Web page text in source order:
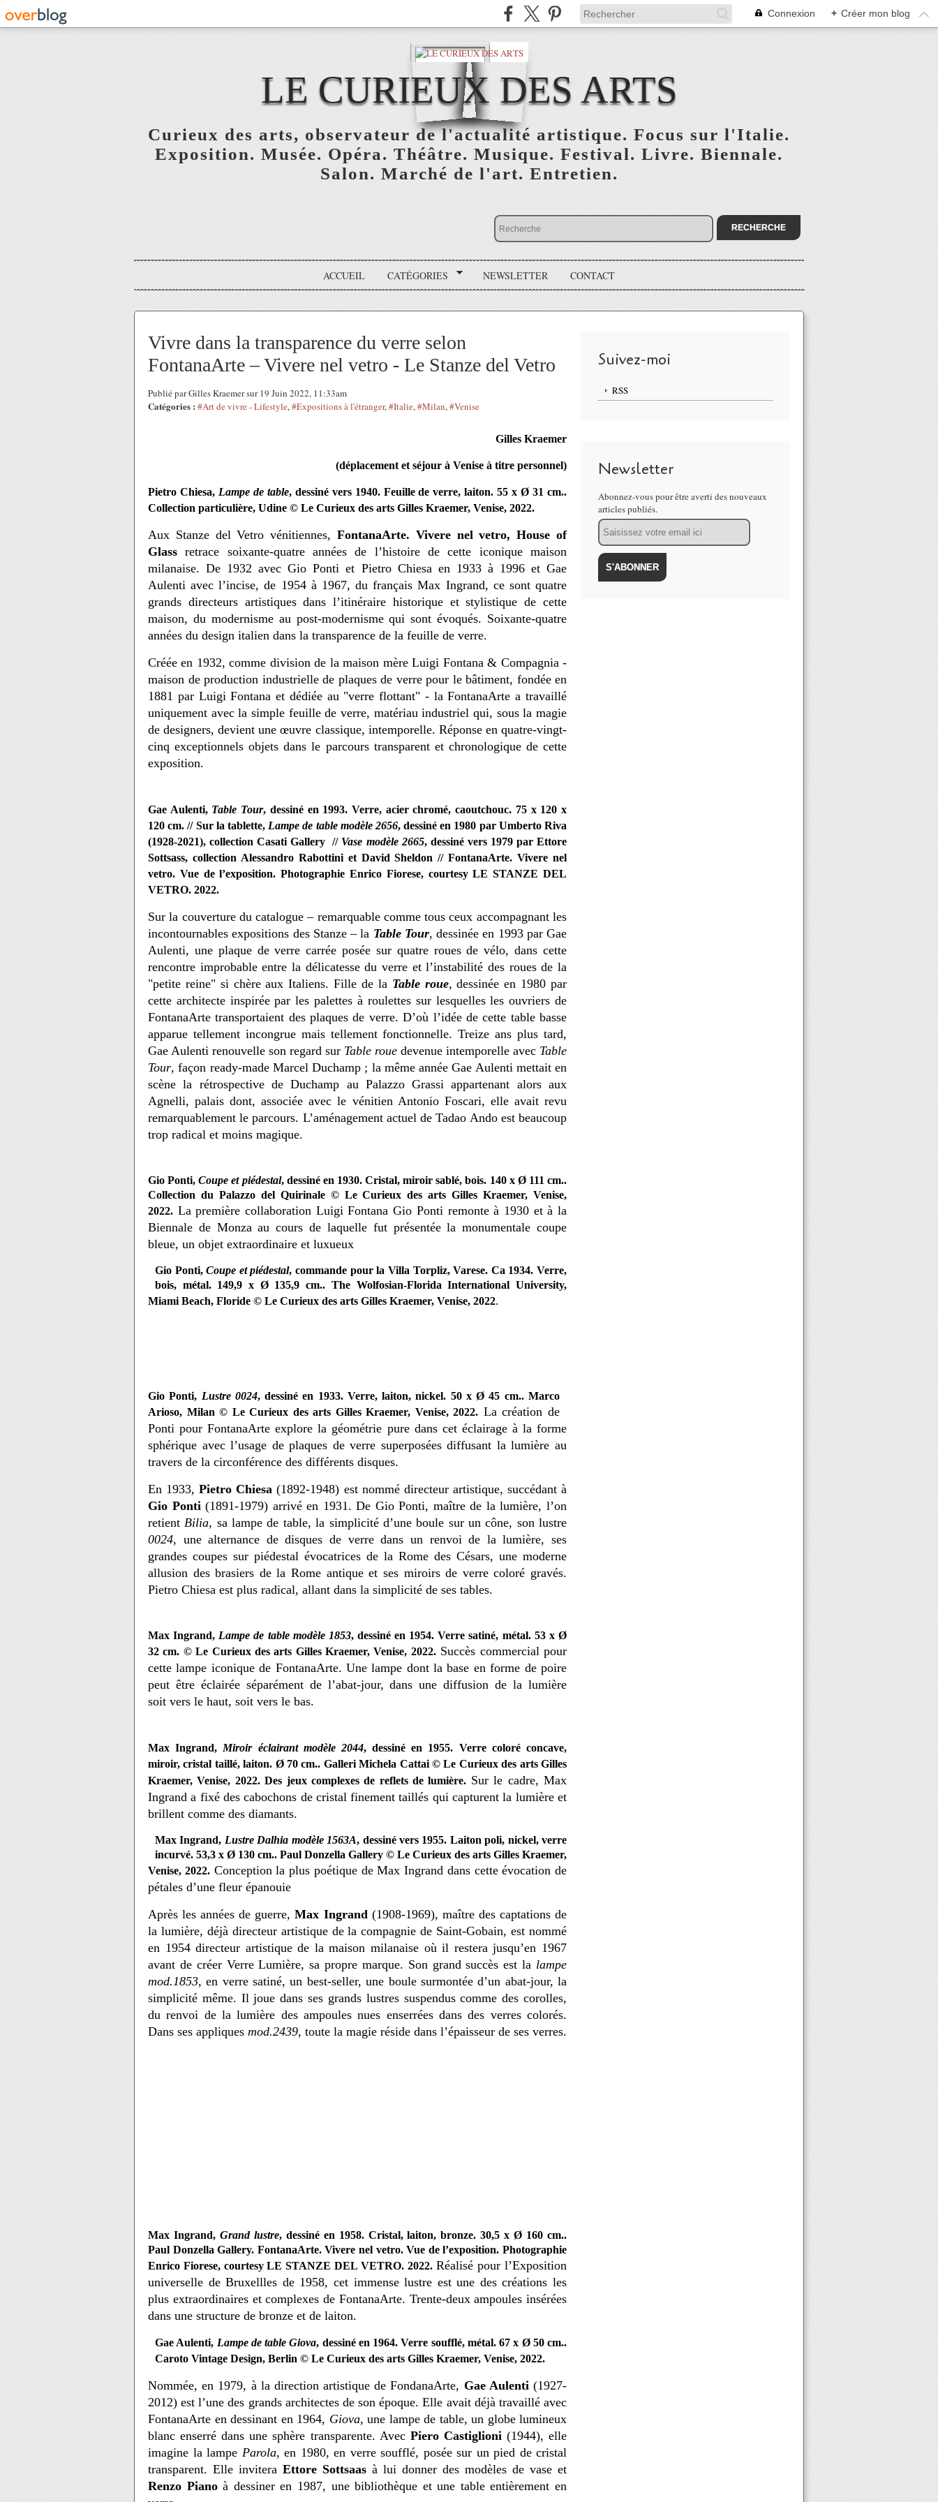
Connexion + Créer mon blog
LE CURIEUX DES ARTS
Curieux des arts, observateur de l'actualité artistique. Focus sur l'Italie.
Exposition. Musée. Opéra. Théâtre. Musique. Festival. Livre. Biennale.
Salon. Marché de l'art. Entretien.
ACCUEIL CATÉGORIES NEWSLETTER CONTACT
​​​​​​​Vivre dans la transparence du verre selon
FontanaArte – Vivere nel vetro - Le Stanze del Vetro
Publié par Gilles Kraemer sur 19 Juin 2022, 11:33am
Catégories : #Art de vivre - Lifestyle,#Expositions à l'étranger,#Italie,#Milan,#Venise
Gilles Kraemer
(déplacement et séjour à Venise à titre personnel)
Pietro Chiesa, Lampe de table, dessiné vers 1940. Feuille de verre, laiton. 55 x Ø 31 cm..
Collection particulière, Udine © Le Curieux des arts Gilles Kraemer, Venise, 2022.
Aux Stanze del Vetro vénitiennes, FontanaArte. Vivere nel vetro, House of
Glass retrace soixante-quatre années de l’histoire de cette iconique maison
milanaise. De 1932 avec Gio Ponti et Pietro Chiesa en 1933 à 1996 et Gae
Aulenti avec l’incise, de 1954 à 1967, du français Max Ingrand, ce sont quatre
grands directeurs artistiques dans l’itinéraire historique et stylistique de cette
maison, du modernisme au post-modernisme qui sont évoqués. Soixante-quatre
années du design italien dans la transparence de la feuille de verre.
Créée en 1932, comme division de la maison mère Luigi Fontana & Compagnia -
maison de production industrielle de plaques de verre pour le bâtiment, fondée en
1881 par Luigi Fontana et dédiée au "verre flottant" - la FontanaArte a travaillé
uniquement avec la simple feuille de verre, matériau industriel qui, sous la magie
de designers, devient une œuvre classique, intemporelle. Réponse en quatre-vingt-
cinq exceptionnels objets dans le parcours transparent et chronologique de cette
exposition.
Gae Aulenti, Table Tour, dessiné en 1993. Verre, acier chromé, caoutchouc. 75 x 120 x
120 cm. // Sur la tablette, Lampe de table modèle 2656, dessiné en 1980 par Umberto Riva
(1928-2021), collection Casati Gallery // Vase modèle 2665, dessiné vers 1979 par Ettore
Sottsass, collection Alessandro Rabottini et David Sheldon //FontanaArte. Vivere nel
vetro. Vue de l’exposition. Photographie Enrico Fiorese, courtesy LE STANZE DEL
VETRO. 2022.
Sur la couverture du catalogue – remarquable comme tous ceux accompagnant les
incontournables expositions des Stanze – la Table Tour, dessinée en 1993 par Gae
Aulenti, une plaque de verre carrée posée sur quatre roues de vélo, dans cette
rencontre improbable entre la délicatesse du verre et l’instabilité des roues de la
"petite reine" si chère aux Italiens. Fille de la Table roue, dessinée en 1980 par
cette architecte inspirée par les palettes à roulettes sur lesquelles les ouvriers de
FontanaArte transportaient des plaques de verre. D’où l’idée de cette table basse
apparue tellement incongrue mais tellement fonctionnelle. Treize ans plus tard,
Gae Aulenti renouvelle son regard sur Table roue devenue intemporelle avec Table
Tour, façon ready-made Marcel Duchamp ; la même année Gae Aulenti mettait en
scène la rétrospective de Duchamp au Palazzo Grassi appartenant alors aux
Agnelli, palais dont, associée avec le vénitien Antonio Foscari, elle avait revu
remarquablement le parcours. L’aménagement actuel de Tadao Ando est beaucoup
trop radical et moins magique.
Gio Ponti,Coupe et piédestal, dessiné en 1930. Cristal, miroir sablé, bois. 140 x Ø 111 cm..
Collection du Palazzo del Quirinale © Le Curieux des arts Gilles Kraemer, Venise,
2022. La première collaboration Luigi Fontana Gio Ponti remonte à 1930 et à la
Biennale de Monza au cours de laquelle fut présentée la monumentale coupe
bleue, un objet extraordinaire et luxueux
Gio Ponti,Coupe et piédestal, commande pour la Villa Torpliz, Varese. Ca 1934. Verre,
bois, métal. 149,9 x Ø 135,9 cm.. The Wolfosian-Florida International University,
Miami Beach, Floride © Le Curieux des arts Gilles Kraemer, Venise, 2022.
Gio Ponti, Lustre 0024, dessiné en 1933. Verre, laiton, nickel. 50 x Ø 45 cm.. Marco
Arioso, Milan © Le Curieux des arts Gilles Kraemer, Venise, 2022. La création de
Ponti pour FontanaArte explore la géométrie pure dans cet éclairage à la forme
sphérique avec l’usage de plaques de verre superposées diffusant la lumière au
travers de la circonférence des différents disques.
En 1933,Pietro Chiesa (1892-1948) est nommé directeur artistique, succédant à
Gio Ponti(1891-1979) arrivé en 1931. De Gio Ponti, maître de la lumière, l’on
retientBilia, sa lampe de table, la simplicité d’une boule sur un cône, son lustre
0024, une alternance de disques de verre dans un renvoi de la lumière, ses
grandes coupes sur piédestal évocatrices de la Rome des Césars, une moderne
allusion des brasiers de la Rome antique et ses miroirs de verre coloré gravés.
Pietro Chiesa est plus radical, allant dans la simplicité de ses tables.
Max Ingrand, Lampe de table modèle 1853, dessiné en 1954. Verre satiné, métal. 53 x Ø
32 cm. © Le Curieux des arts Gilles Kraemer, Venise, 2022. Succès commercial pour
cette lampe iconique de FontanaArte. Une lampe dont la base en forme de poire
peut être éclairée séparément de l’abat-jour, dans une diffusion de la lumière
soit vers le haut, soit vers le bas.
Max Ingrand, Miroir éclairant modèle 2044, dessiné en 1955. Verre coloré concave,
miroir, cristal taillé, laiton. Ø 70 cm.. Galleri Michela Cattai © Le Curieux des arts Gilles
Kraemer, Venise, 2022.Des jeux complexes de reflets de lumière. Sur le cadre, Max
Ingrand a fixé des cabochons de cristal finement taillés qui capturent la lumière et
brillent comme des diamants.
Max Ingrand, Lustre Dalhia modèle 1563A, dessiné vers 1955. Laiton poli, nickel, verre
incurvé. 53,3 x Ø 130 cm.. Paul Donzella Gallery © Le Curieux des arts Gilles Kraemer,
Venise, 2022. Conception la plus poétique de Max Ingrand dans cette évocation de
pétales d’une fleur épanouie
Après les années de guerre,Max Ingrand(1908-1969), maître des captations de
la lumière, déjà directeur artistique de la compagnie de Saint-Gobain, est nommé
en 1954 directeur artistique de la maison milanaise où il restera jusqu’en 1967
avant de créer Verre Lumière, sa propre marque. Son grand succès est la lampe
mod.1853, en verre satiné, un best-seller, une boule surmontée d’un abat-jour, la
simplicité même. Il joue dans ses grands lustres suspendus comme des corolles,
du renvoi de la lumière des ampoules nues enserrées dans des verres colorés.
Dans ses appliques mod.2439, toute la magie réside dans l’épaisseur de ses verres.
Max Ingrand, Grand lustre, dessiné en 1958. Cristal, laiton, bronze. 30,5 x Ø 160 cm..
Paul Donzella Gallery. FontanaArte. Vivere nel vetro. Vue de l’exposition. Photographie
Enrico Fiorese, courtesy LE STANZE DEL VETRO. 2022. Réalisé pour l’Exposition
universelle de Bruxellles de 1958, cet immense lustre est une des créations les
plus extraordinaires et complexes de FontanaArte. Trente-deux ampoules insérées
dans une structure de bronze et de laiton.
Gae Aulenti, Lampe de table Giova, dessiné en 1964. Verre soufflé, métal. 67 x Ø 50 cm..
Caroto Vintage Design, Berlin © Le Curieux des arts Gilles Kraemer, Venise, 2022.
Nommée, en 1979, à la direction artistique de FondanaArte, Gae Aulenti(1927-
2012) est l’une des grands architectes de son époque. Elle avait déjà travaillé avec
FontanaArte en dessinant en 1964, Giova, une lampe de table, un globe lumineux
blanc enserré dans une sphère transparente. Avec Piero Castiglioni(1944), elle
imagine la lampe Parola, en 1980, en verre soufflé, posée sur un pied de cristal
transparent. Elle invitera Ettore Sottsaas à lui donner des modèles de vase et
Renzo Pianoà dessiner en 1987, une bibliothèque et une table entièrement en
Suivez-moi
RSS
Newsletter
Abonnez-vous pour être averti des nouveaux
articles publiés.
Email